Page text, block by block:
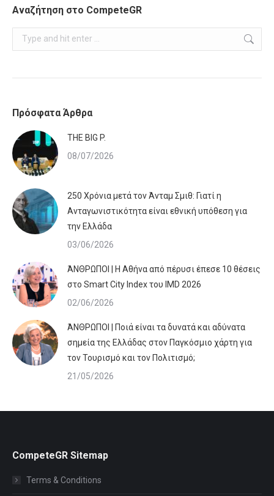
Αναζήτηση στο CompeteGR
Search:
Πρόσφατα Άρθρα
ΤHE BIG P.
08/07/2026
250 Χρόνια μετά τον Άνταμ Σμιθ: Γιατί η
Ανταγωνιστικότητα είναι εθνική υπόθεση για
την Ελλάδα
03/06/2026
ΆΝΘΡΩΠΟΙ | Η Αθήνα από πέρυσι έπεσε 10 θέσεις
στο Smart City Index του IMD 2026
02/06/2026
ΆΝΘΡΩΠΟΙ | Ποιά είναι τα δυνατά και αδύνατα
σημεία της Ελλάδας στον Παγκόσμιο χάρτη για
τον Τουρισμό και τον Πολιτισμό;
21/05/2026
CompeteGR Sitemap
Terms & Conditions